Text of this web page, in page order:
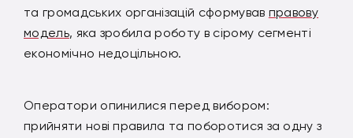
та громадських організацій сформував правову
модель, яка зробила роботу в сірому сегменті
економічно недоцільною.
Оператори опинилися перед вибором:
прийняти нові правила та поборотися за одну з